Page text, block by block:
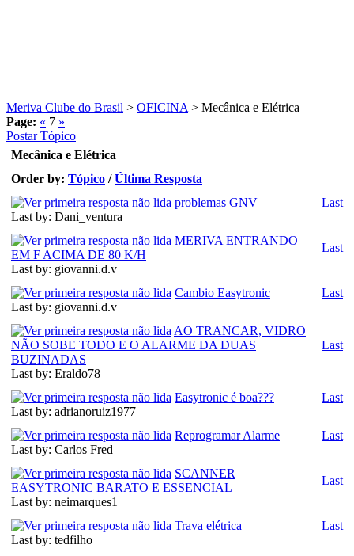
Meriva Clube do Brasil > OFICINA > Mecânica e Elétrica
Page: « 7 »
Postar Tópico
Mecânica e Elétrica
Order by: Tópico /Última Resposta
problemas GNV
Last by: Dani_ventura
Last
MERIVA ENTRANDO
EM F ACIMA DE 80 K/H
Last by: giovanni.d.v
Last
Cambio Easytronic
Last by: giovanni.d.v
Last
AO TRANCAR, VIDRO
NÃO SOBE TODO E O ALARME DA DUAS
BUZINADAS
Last by: Eraldo78
Last
Easytronic é boa???
Last by: adrianoruiz1977
Last
Reprogramar Alarme
Last by: Carlos Fred
Last
SCANNER
EASYTRONIC BARATO E ESSENCIAL
Last by: neimarques1
Last
Trava elétrica
Last by: tedfilho
Last